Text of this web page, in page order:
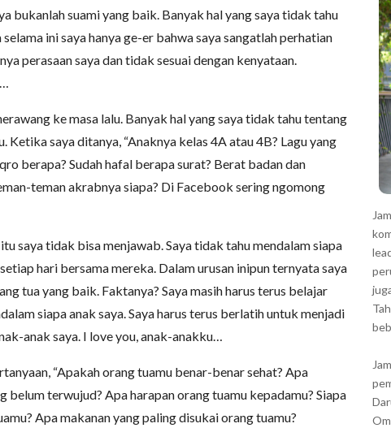
bukanlah suami yang baik. Banyak hal yang saya tidak tahu
ini saya hanya ge-er bahwa saya sangatlah perhatian
perasaan saya dan tidak sesuai dengan kenyataan.
ke masa lalu. Banyak hal yang saya tidak tahu tentang
Ketika saya ditanya, “Anaknya kelas 4A atau 4B? Lagu yang
berapa? Sudah hafal berapa surat? Berat badan dan
teman akrabnya siapa? Di Facebook sering ngomong
saya tidak bisa menjawab. Saya tidak tahu mendalam siapa
hari bersama mereka. Dalam urusan inipun ternyata saya
tua yang baik. Faktanya? Saya masih harus terus belajar
siapa anak saya. Saya harus terus berlatih untuk menjadi
anak saya. I love you, anak-anakku…
“Apakah orang tuamu benar-benar sehat? Apa
belum terwujud? Apa harapan orang tuamu kepadamu? Siapa
Apa makanan yang paling disukai orang tuamu?